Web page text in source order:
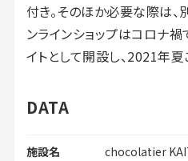
付き。そのほか必要な際は、
ンラインショップはコロナ
イトとして開設し、2021年夏
DATA
施設名 chocolatier